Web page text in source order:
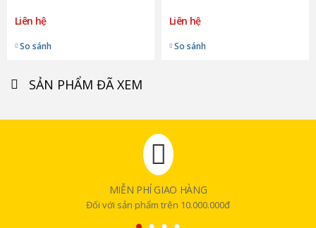
Liên hệ
So sánh
Liên hệ
So sánh
SẢN PHẨM ĐÃ XEM
MIỄN PHÍ GIAO HÀNG
Đối với sản phẩm trên 10.000.000đ